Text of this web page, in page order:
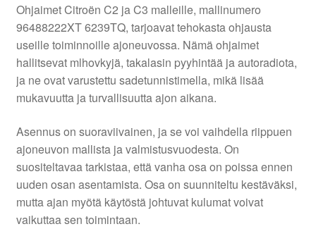
Ohjaimet Citroën C2 ja C3 malleille, mallinumero
96488222XT 6239TQ, tarjoavat tehokasta ohjausta
useille toiminnoille ajoneuvossa. Nämä ohjaimet
hallitsevat mlhovkyjä, takalasin pyyhintää ja autoradiota,
ja ne ovat varustettu sadetunnistimella, mikä lisää
mukavuutta ja turvallisuutta ajon aikana.
Asennus on suoraviivainen, ja se voi vaihdella riippuen
ajoneuvon mallista ja valmistusvuodesta. On
suositeltavaa tarkistaa, että vanha osa on poissa ennen
uuden osan asentamista. Osa on suunniteltu kestäväksi,
mutta ajan myötä käytöstä johtuvat kulumat voivat
vaikuttaa sen toimintaan.